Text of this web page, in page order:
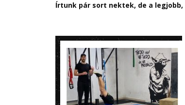
Írtunk pár sort nektek, de a